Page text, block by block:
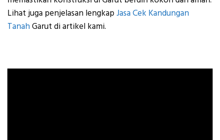
Lihat juga penjelasan lengkap Jasa Cek Kandungan
TanahGarut di artikel kami.